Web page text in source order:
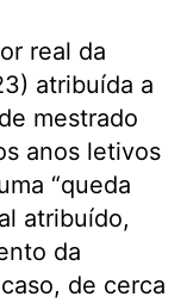
real da
atribuída a
mestrado
anos letivos
“queda
atribuído,
da
de cerca